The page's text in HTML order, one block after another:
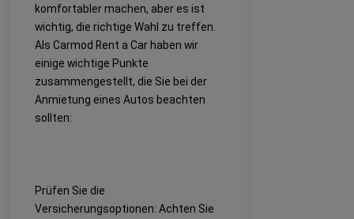
komfortabler machen, aber es ist
wichtig, die richtige Wahl zu treffen.
Als Carmod Rent a Car haben wir
einige wichtige Punkte
zusammengestellt, die Sie bei der
Anmietung eines Autos beachten
sollten:
Prüfen Sie die
Versicherungsoptionen: Achten Sie